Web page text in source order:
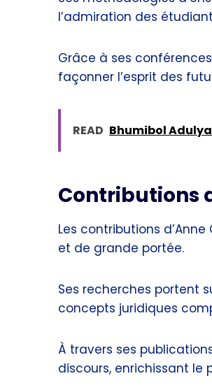
l’admiration des
Grâce à ses
façonner l’esprit des
READ Bhumibol
Contributions
Les contributions
et de grande portée.
Ses recherches portent
concepts juridiques
À travers ses
discours, enrichissant le